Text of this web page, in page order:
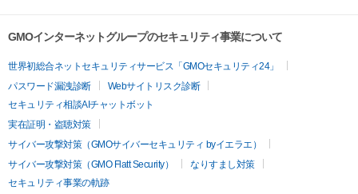
GMOインターネットグループのセキュリティ事業について
世界初総合ネットセキュリティサービス「GMOセキュリティ24」
パスワード漏洩診断
Webサイトリスク診断
セキュリティ相談AIチャットボット
実在証明・盗聴対策
サイバー攻撃対策（GMOサイバーセキュリティ byイエラエ）
サイバー攻撃対策（GMO Flatt Security）
なりすまし対策
セキュリティ事業の軌跡